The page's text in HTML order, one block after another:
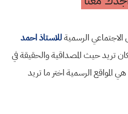
الرسميةللاستاذ احمد
تريد حيث المصداقية والحقيقة في
المواقع الرسمية اختر ما تريد